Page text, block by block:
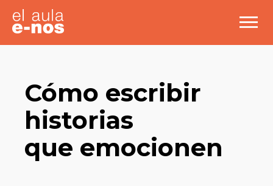
Cómo escribir
historias
que emocionen